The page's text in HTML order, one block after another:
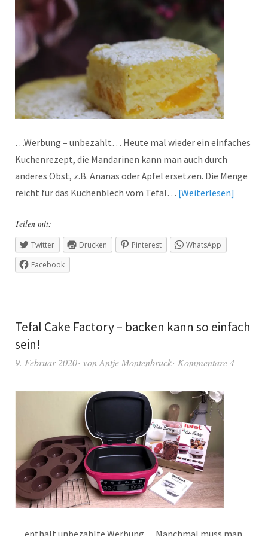
…Werbung – unbezahlt… Heute mal wieder ein einfaches
Kuchenrezept, die Mandarinen kann man auch durch
anderes Obst, z.B. Ananas oder Äpfel ersetzen. Die Menge
reicht für das Kuchenblech vom Tefal… Weiterlesen
Teilen mit:
Twitter Drucken Pinterest
WhatsApp
Facebook
Tefal Cake Factory – backen kann so einfach
sein!
9. Februar 2020 vonAntje Montenbruck Kommentare 4